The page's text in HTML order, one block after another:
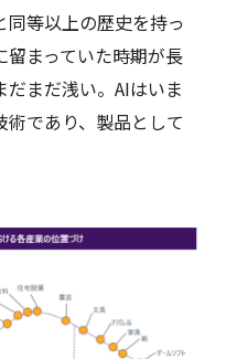
等以上の歴史を持っ
まっていた時期が長
まだ浅い。AIはいま
であり、製品として